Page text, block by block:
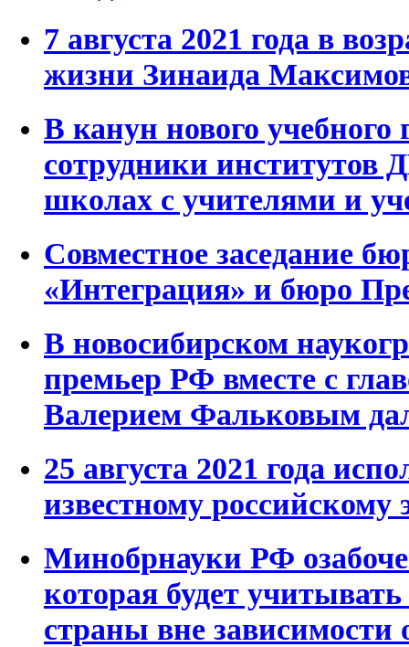
7 августа 2021 года в
жизни Зинаида
В канун нового учебного
сотрудники институтов
школах с учителями и
Совместное заседание
«Интеграция» и бюро
В новосибирском
премьер РФ вместе с
Валерием Фальковым
25 августа 2021 года
известному
Минобрнауки РФ
которая будет учитывать
страны вне зависимости